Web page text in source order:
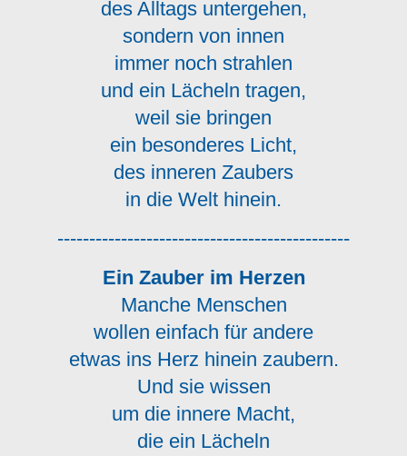
des Alltags untergehen,
sondern von innen
immer noch strahlen
und ein Lächeln tragen,
weil sie bringen
ein besonderes Licht,
des inneren Zaubers
in die Welt hinein.
----------------------------------------------
Ein Zauber im Herzen
Manche Menschen
wollen einfach für andere
etwas ins Herz hinein zaubern.
Und sie wissen
um die innere Macht,
die ein Lächeln